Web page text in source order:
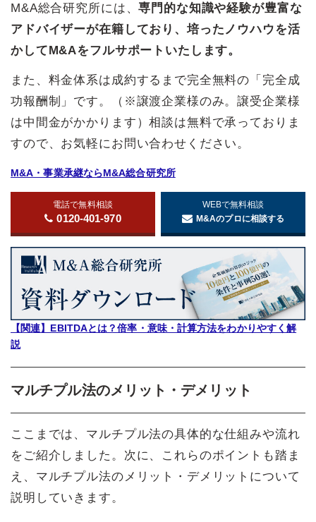
M&A総合研究所には、専門的な知識や経験が豊富な
アドバイザーが在籍しており、培ったノウハウを活
かしてM&Aをフルサポートいたします。
また、料金体系は成約するまで完全無料の「完全成
功報酬制」です。（※譲渡企業様のみ。譲受企業様
は中間金がかかります）相談は無料で承っておりま
すので、お気軽にお問い合わせください。
M&A・事業承継ならM&A総合研究所
電話で無料相談
0120-401-970
WEBで無料相談
M&Aのプロに相談する
【関連】EBITDAとは？倍率・意味・計算方法をわかりやすく解
説
マルチプル法のメリット・デメリット
ここまでは、マルチプル法の具体的な仕組みや流れ
をご紹介しました。次に、これらのポイントも踏ま
え、マルチプル法のメリット・デメリットについて
説明していきます。